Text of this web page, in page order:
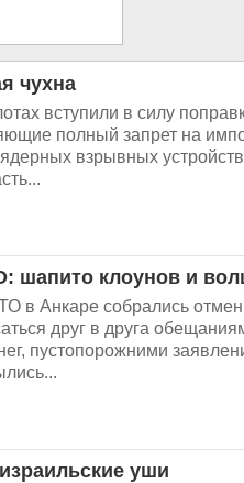
чухна
вступили в силу
полный запрет на
взрывных
шапито клоунов и
в Анкаре собрались
друг в друга
пустопорожними
уши